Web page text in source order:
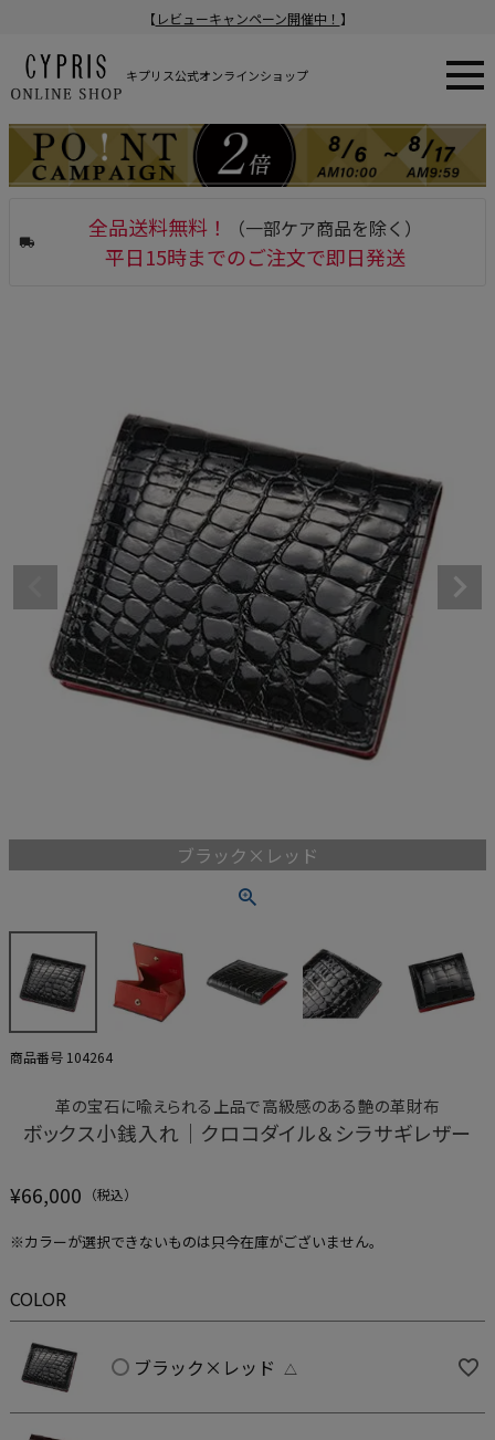
【 レビューキャンペーン開催中！ 】
キプリス公式オンラインショップ
全品送料無料！ （一部ケア商品を除く）
平日15時までのご注文で即日発送
ブラック×レッド
商品番号 104264
革の宝石に喩えられる上品で高級感のある艶の革財布
ボックス小銭入れ｜クロコダイル＆シラサギレザー
¥66,000
※カラーが選択できないものは只今在庫がございません。
COLOR
ブラック×レッド △